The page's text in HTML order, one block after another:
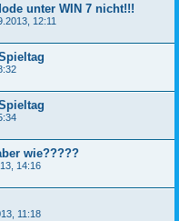
unter WIN 7 nicht!!!
12:11
wie?????
14:16
11:18